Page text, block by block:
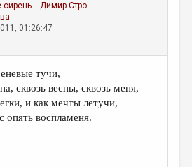
сирень... Димир Стро
01:26:47
тучи,
сквозь весны, сквозь меня,
и как мечты летучи,
опять воспламеня.